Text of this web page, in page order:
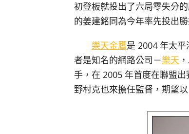
初登板就投出了六局零失分
的姜建銘同為今年率先投出
樂天金鷹是 2004 年太
者是知名的網路公司－樂天
手，在 2005 年首度在聯盟
野村克也來擔任監督，期望